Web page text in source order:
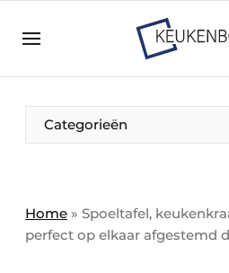
Bedrijven
Bedrijven
Direct contact
Evenement aanmelden
Categorieën
Home » Spoeltafel,
perfect op elkaar afgestemd